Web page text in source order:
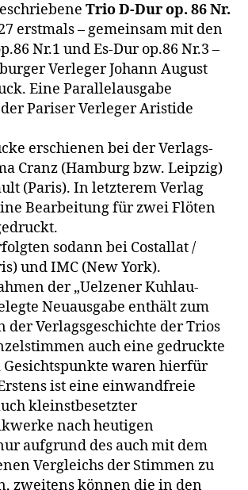
Trio D-Dur op. 86 Nr.
erstmals – gemeinsam mit den
Nr.1 und Es-Dur op.86 Nr.3 –
Verleger Johann August
Eine Parallelausgabe
Pariser Verleger Aristide
erschienen bei der Verlags-
Cranz (Hamburg bzw. Leipzig)
(Paris). In letzterem Verlag
Bearbeitung für zwei Flöten
sodann bei Costallat /
und IMC (New York).
der „Uelzener Kuhlau-
Neuausgabe enthält zum
der Verlagsgeschichte der Trios
auch eine gedruckte
waren hierfür
ist eine einwandfreie
kleinstbesetzter
nach heutigen
aufgrund des auch mit dem
Vergleichs der Stimmen zu
zweitens können die in den